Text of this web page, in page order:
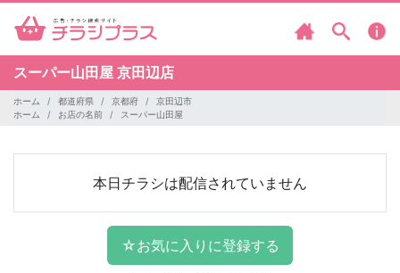
スーパー山田屋 京田辺店
ホーム 都道府県 京都府
京田辺市
ホーム
お店の名前 スーパー山田屋
本日チラシは配信されていません